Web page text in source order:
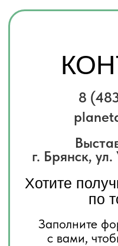
Телефон
Комментарий
Я соглашаюсь сполитикой
конфиденциальности
Отправить